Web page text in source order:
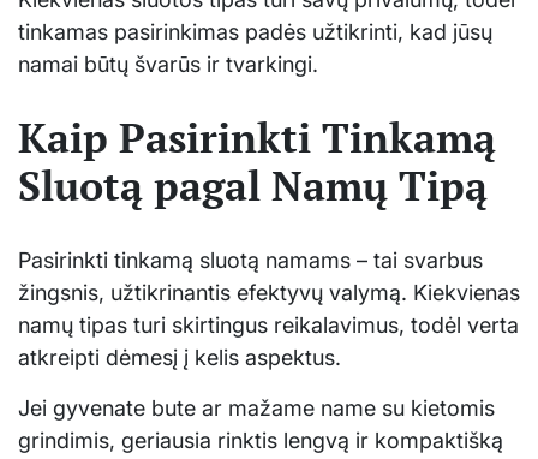
tinkamas pasirinkimas padės užtikrinti, kad jūsų
namai būtų švarūs ir tvarkingi.
Kaip Pasirinkti Tinkamą
Sluotą pagal Namų Tipą
Pasirinkti tinkamą sluotą namams – tai svarbus
žingsnis, užtikrinantis efektyvų valymą. Kiekvienas
namų tipas turi skirtingus reikalavimus, todėl verta
atkreipti dėmesį į kelis aspektus.
Jei gyvenate bute ar mažame name su kietomis
grindimis, geriausia rinktis lengvą ir kompaktišką